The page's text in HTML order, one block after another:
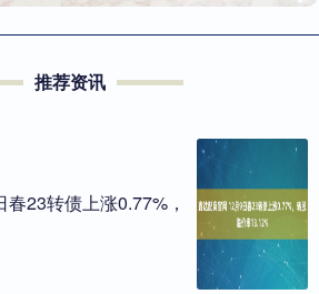
推荐资讯
23转债上涨0.77%，